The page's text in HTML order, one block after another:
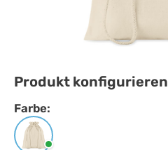
Produkt konfigurieren
Farbe:
Farbeauswählen
Beige